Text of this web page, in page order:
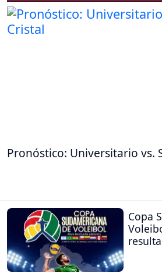
Pronóstico: Universitario vs.
Copa